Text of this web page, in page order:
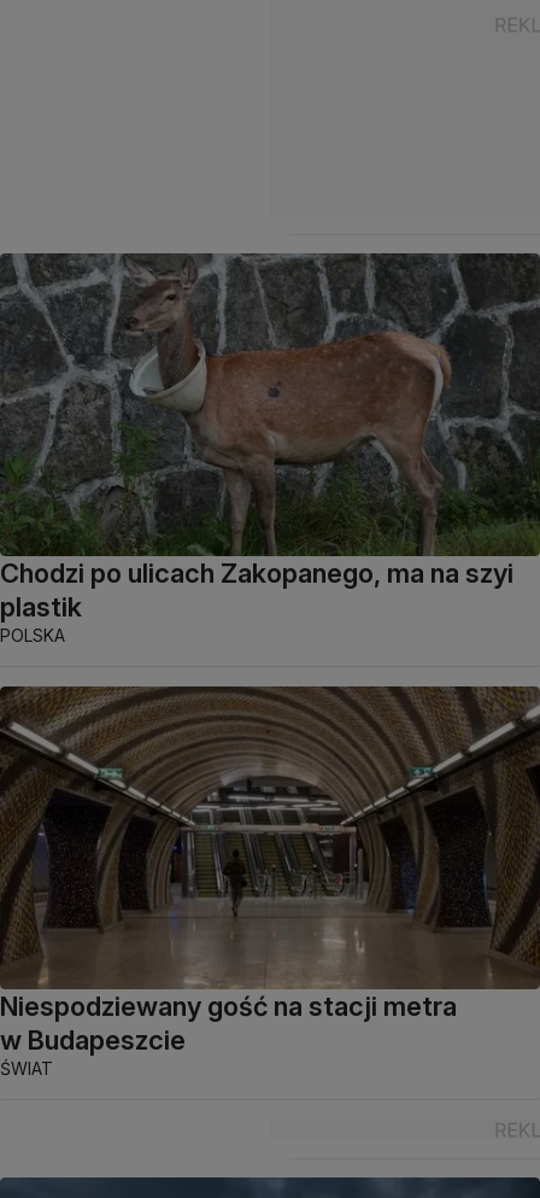
Chodzi po ulicach Zakopanego, ma na szyi
plastik
POLSKA
Niespodziewany gość na stacji metra
w Budapeszcie
ŚWIAT